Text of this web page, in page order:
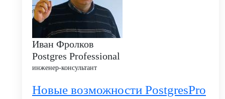
Иван Фролков
Postgres Professional
инженер-консультант
Новые возможности PostgresPro